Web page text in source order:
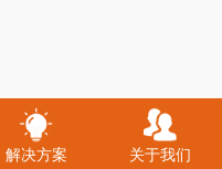
解决方案 关于我们